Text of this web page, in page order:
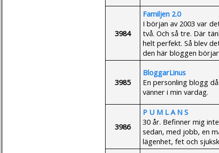
3984
Familjen 2.0
I början av 2003 var
två. Och så tre. Där
helt perfekt. Så blev
den här bloggen
3985
BloggarLinus
En personling blogg
vänner i min vardag.
3986
P U M L A N S
30 år. Befinner mig
sedan, med jobb, en
lägenhet, fet och